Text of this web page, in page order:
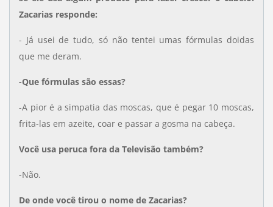
Zacarias responde:
- Já usei de tudo, só não tentei umas fórmulas doidas
que me deram.
-Que fórmulas são essas?
-A pior é a simpatia das moscas, que é pegar 10 moscas,
frita-las em azeite, coar e passar a gosma na cabeça.
Você usa peruca fora da Televisão também?
-Não.
De onde você tirou o nome de Zacarias?